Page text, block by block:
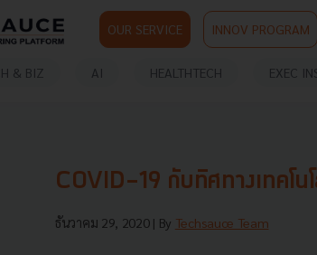
OUR SERVICE INNOV PROGRAM
& BIZ AI HEALTHTECH EXEC
COVID-19 กับทิศทางเทคโน
ธันวาคม 29, 2020 | By Techsauce Team